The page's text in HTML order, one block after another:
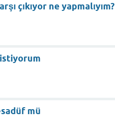
çıkıyor ne yapmalıyım?
mü